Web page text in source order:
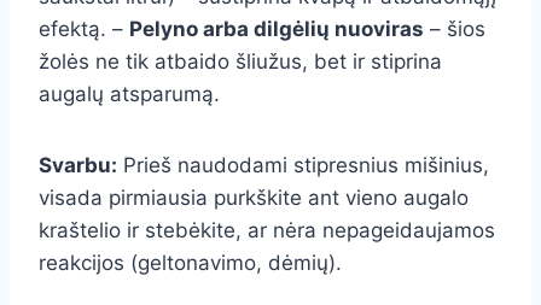
efektą. – Pelyno arba dilgėlių nuoviras – šios
žolės ne tik atbaido šliužus, bet ir stiprina
augalų atsparumą.
Svarbu: Prieš naudodami stipresnius mišinius,
visada pirmiausia purkškite ant vieno augalo
kraštelio ir stebėkite, ar nėra nepageidaujamos
reakcijos (geltonavimo, dėmių).